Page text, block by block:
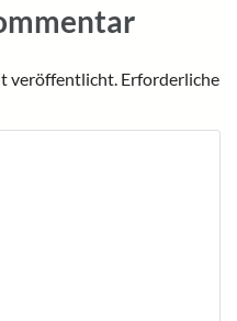
veröffentlicht. Erforderliche